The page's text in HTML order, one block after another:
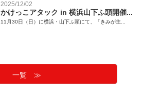
2025/12/02
かけっこアタック in 横浜山下ふ頭開催...
11月30日（日）に横浜・山下ふ頭にて、「きみが主...
一覧 ≫